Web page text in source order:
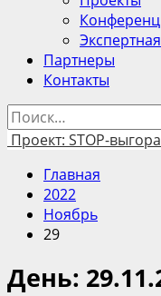
Партнеры
Контакты
Найти:
Проект: STOP-
Главная
2022
Ноябрь
29
День: